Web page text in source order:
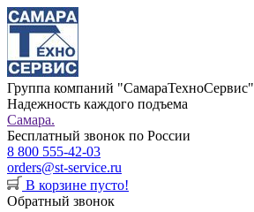
Группа компаний "СамараТехноСервис"
Надежность каждого подъема
Самара.
Бесплатный звонок по России
8 800 555-42-03
orders@st-service.ru
В корзине пусто!
Обратный звонок